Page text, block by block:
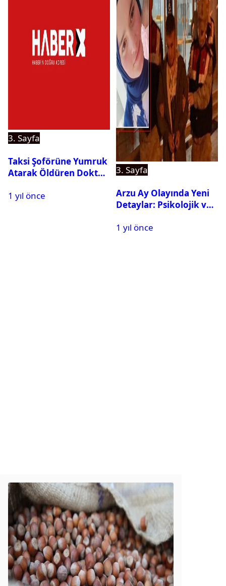
3. Sayfa
Taksi Şoförüne Yumruk
Atarak Öldüren Doktor
1 yıl önce
3. Sayfa
Arzu Ay Olayında Yeni
Detaylar: Psikolojik ve
Gündemde
1 yıl önce